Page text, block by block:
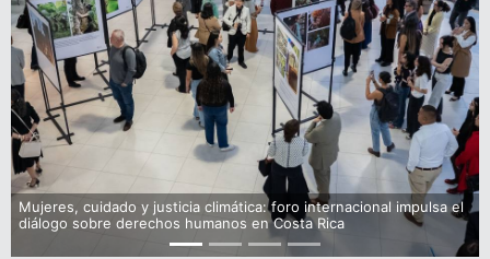
Mujeres, cuidado y justicia climática: foro internacional impulsa el
diálogo sobre derechos humanos en Costa Rica